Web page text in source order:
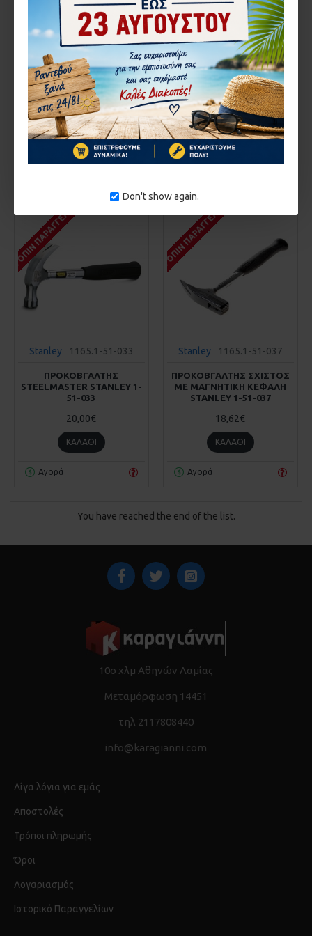
Don't show again.
Stanley 1165.1-51-030
ΠΡΟΚΟΒΓΆΛΤΗΣ
STEELMASTER STANLEY 1-
51-030
23,56€
ΚΑΛΆΘΙ
Stanley 1165.1-51-031
ΠΡΟΚΟΒΓΆΛΤΗΣ
STEELMASTER STANLEY 1-
51-031
18,81€
ΚΑΛΆΘΙ
ΚΑΤΌΠΙΝ ΠΑΡΑΓΓΕΛΊΑΣ
Stanley 1165.1-51-033
ΠΡΟΚΟΒΓΆΛΤΗΣ
STEELMASTER STANLEY 1-
51-033
20,00€
ΚΑΛΆΘΙ
Αγορά
ΚΑΤΌΠΙΝ ΠΑΡΑΓΓΕΛΊΑΣ
Stanley 1165.1-51-037
ΠΡΟΚΟΒΓΑΛΤΗΣ ΣΧΙΣΤΟΣ
ΜΕ ΜΑΓΝΗΤΙΚΗ ΚΕΦΑΛΗ
STANLEY 1-51-037
18,62€
ΚΑΛΆΘΙ
Αγορά
You have reached the end of the list.
10ο χλμ Αθηνών Λαμίας
Μεταμόρφωση 14451
τηλ 2117808440
info@karagianni.com
Λίγα λόγια για εμάς
Αποστολές
Τρόποι πληρωμής
Όροι
Λογαριασμός
Ιστορικό Παραγγελίων